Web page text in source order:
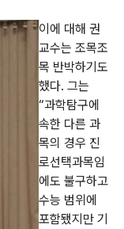
이에 대해 권
교수는 조목조
목 반박하기도
했다. 그는
“과학탐구에
속한 다른 과
목의 경우 진
로선택과목임
에도 불구하고
수능 범위에
포함됐지만 기